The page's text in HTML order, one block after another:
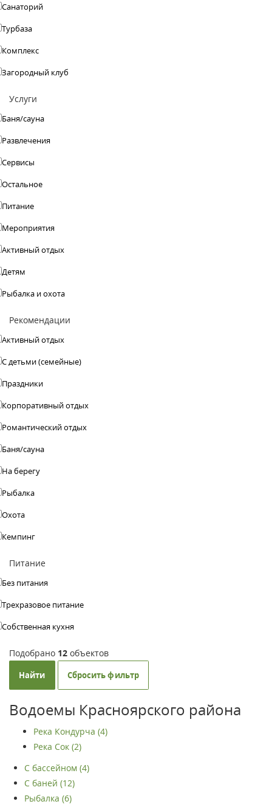
Санаторий
Турбаза
Комплекс
Загородный клуб
Услуги
Баня/сауна
Развлечения
Сервисы
Остальное
Питание
Мероприятия
Активный отдых
Детям
Рыбалка и охота
Рекомендации
Активный отдых
С детьми (семейные)
Праздники
Корпоративный отдых
Романтический отдых
Баня/сауна
На берегу
Рыбалка
Охота
Кемпинг
Питание
Без питания
Трехразовое питание
Собственная кухня
Подобрано 12 объектов
Найти Сбросить фильтр
Водоемы Красноярского района
Река Кондурча (4)
Река Сок (2)
С бассейном (4)
С баней (12)
Рыбалка (6)